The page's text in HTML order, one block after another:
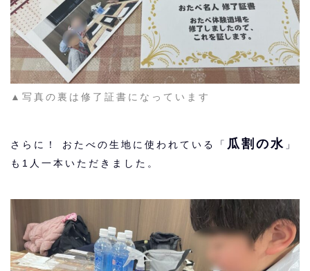
▲写真の裏は修了証書になっています
さらに！ おたべの生地に使われている「 瓜割の水 」
も1人一本いただきました。